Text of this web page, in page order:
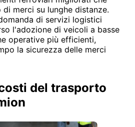
merci su lunghe distanze.
di servizi logistici
l'adozione di veicoli a basse
operative più efficienti,
la sicurezza delle merci
del trasporto